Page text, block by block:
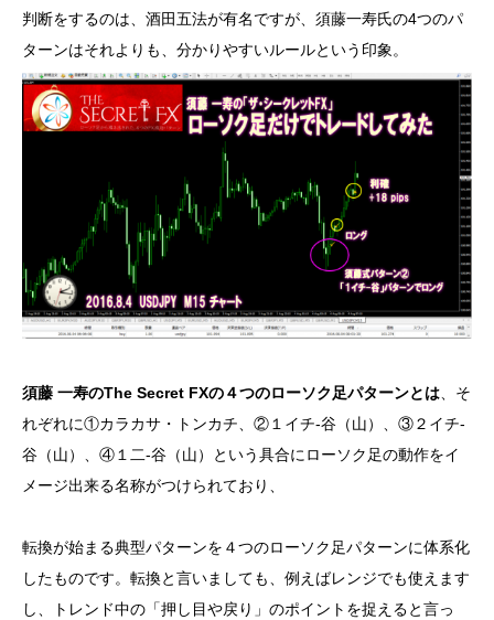
判断をするのは、酒田五法が有名ですが、須藤一寿氏の4つのパ
ターンはそれよりも、分かりやすいルールという印象。
須藤 一寿のThe Secret FXの４つのローソク足パターンとは、そ
れぞれに①カラカサ・トンカチ、②１イチ-谷（山）、③２イチ-
谷（山）、④１二-谷（山）という具合にローソク足の動作をイ
メージ出来る名称がつけられており、
転換が始まる典型パターンを４つのローソク足パターンに体系化
したものです。転換と言いましても、例えばレンジでも使えます
し、トレンド中の「押し目や戻り」のポイントを捉えると言っ